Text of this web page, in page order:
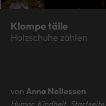
Klompe tälle
Holzschuhe zählen
vonAnna Nellessen
Humor, Kindheit, Startseite